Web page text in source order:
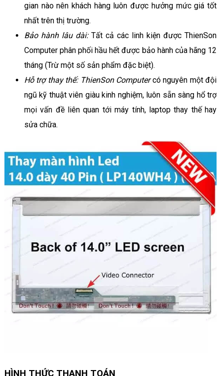
gian nào nên khách hàng luôn được hưởng mức giá tốt
nhất trên thị trường.
Bảo hành lâu dài: Tất cả các linh kiện được ThienSon
Computer phân phối hầu hết được bảo hành của hãng 12
tháng (Trừ một số sản phẩm đặc biệt).
Hỗ trợ thay thế: ThienSon Computercó nguyên một đội
ngũ kỹ thuật viên giàu kinh nghiệm, luôn sẵn sàng hổ trợ
mọi vấn đề liên quan tới máy tính, laptop thay thế hay
sửa chữa.
HÌNH THỨC THANH TOÁN